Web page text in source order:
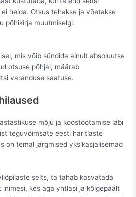
heida. Otsus tehakse ja võetakse
põhikirja muutmiselgi.
mis võib sündida ainult absoluutse
otsuse põhjal, määrab
varanduse saatuse.
mõju ja koostöötamise läbi
teguvõimsate eesti haritlaste
on temal järgmised yksikasjalisemad
selts, ta tahab kasvatada
inimesi, kes aga yhtlasi ja kõigepäält